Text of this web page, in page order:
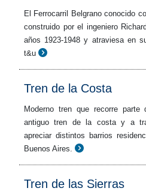
El Ferrocarril Belgrano conocido
construido por el ingeniero
años 1923-1948 y atraviesa en
t&u
Tren de la Costa
Moderno tren que recorre
antiguo tren de la costa y a
apreciar distintos barrios
Buenos Aires.
Tren de las Sierras